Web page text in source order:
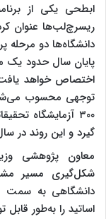
ابطحی یکی از
ریسرچ‌لب‌ها عنوان
دانشگاه‌ها دو
پایان سال حدود یک
اختصاص خواهد
توجهی محسوب
۳۰۰ آزمایشگاه
گیرد و این روند در
معاون پژوهشی
شکل‌گیری مسیر
دانشگاهی به سمت
اساتید را به‌طور